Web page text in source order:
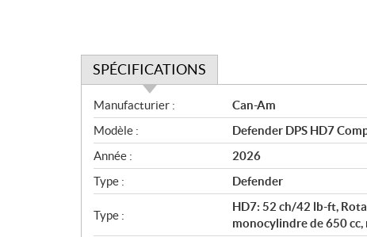
SPÉCIFICATIONS
S
p
é
c
i
f
i
c
Manufacturier :
Can-Am
Modèle :
Defender DPS HD7
Année :
2026
Type :
Defender
Type :
HD7: 52 ch/42 lb-ft,
monocylindre de 650